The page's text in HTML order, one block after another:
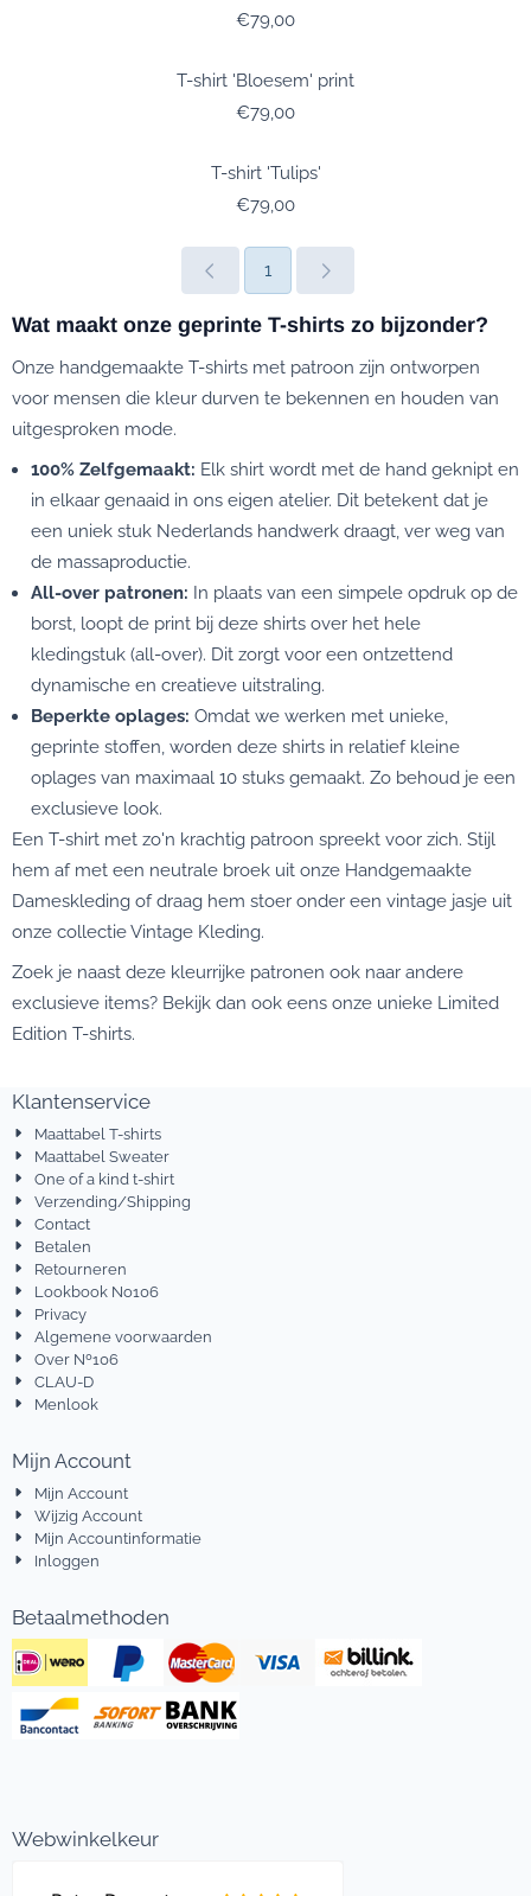
Prijs: 79,00
€79,00
T-shirt 'Bloesem' print
Prijs: 79,00
€79,00
T-shirt 'Tulips'
Prijs: 79,00
€79,00
1
Wat maakt onze geprinte T-shirts zo bijzonder?
Onze handgemaakte T-shirts met patroon zijn ontworpen
voor mensen die kleur durven te bekennen en houden van
uitgesproken mode.
100% Zelfgemaakt: Elk shirt wordt met de hand geknipt en
in elkaar genaaid in ons eigen atelier. Dit betekent dat je
een uniek stuk Nederlands handwerk draagt, ver weg van
de massaproductie.
All-over patronen: In plaats van een simpele opdruk op de
borst, loopt de print bij deze shirts over het hele
kledingstuk (all-over). Dit zorgt voor een ontzettend
dynamische en creatieve uitstraling.
Beperkte oplages: Omdat we werken met unieke,
geprinte stoffen, worden deze shirts in relatief kleine
oplages van maximaal 10 stuks gemaakt. Zo behoud je een
exclusieve look.
Een T-shirt met zo'n krachtig patroon spreekt voor zich. Stijl
hem af met een neutrale broek uit onze Handgemaakte
Dameskleding of draag hem stoer onder een vintage jasje uit
onze collectieVintage Kleding.
Zoek je naast deze kleurrijke patronen ook naar andere
exclusieve items? Bekijk dan ook eens onze unieke Limited
Edition T-shirts.
Klantenservice
Maattabel T-shirts
Maattabel Sweater
One of a kind t-shirt
Verzending/Shipping
Contact
Betalen
Retourneren
Lookbook No106
Privacy
Algemene voorwaarden
Over Nº106
CLAU-D
Menlook
Mijn Account
Mijn Account
Wijzig Account
Mijn Accountinformatie
Inloggen
Betaalmethoden
Webwinkelkeur